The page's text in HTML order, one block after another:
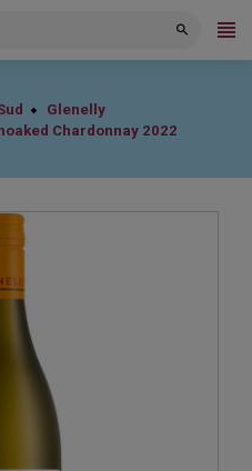
Glenelly
Chardonnay 2022